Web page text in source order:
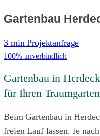
Gartenbau
3 min Projektanfrage
100% unverbindlich
Gartenbau in
für Ihren Traumgarten
Beim Gartenbau in
freien Lauf lassen. Je